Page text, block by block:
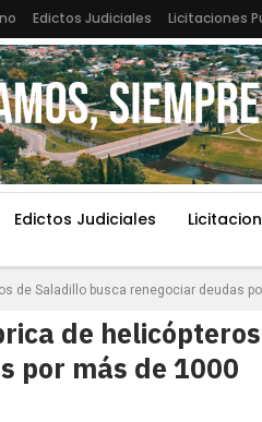
Edictos Judiciales Licitaciones
Edictos Judiciales
de Saladillo busca renegociar deudas
de helicópteros
por más de 1000